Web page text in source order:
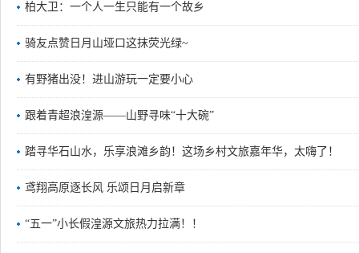
柏大卫：一个人一生只能有一个故乡
骑友点赞日月山垭口这抹荧光绿~
有野猪出没！进山游玩一定要小心
跟着青超浪湟源——山野寻味“十大碗”
踏寻华石山水，乐享浪滩乡韵！这场乡村文旅嘉年华，太嗨了！
鸢翔高原逐长风 乐颂日月启新章
“五一”小长假湟源文旅热力拉满！！